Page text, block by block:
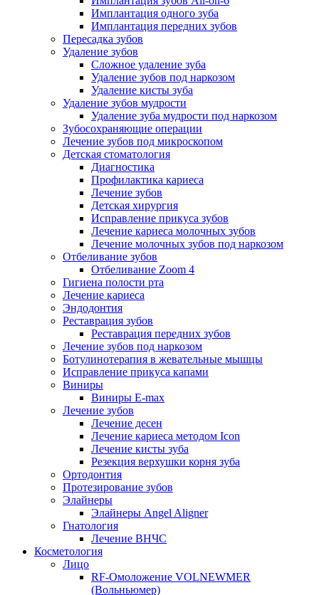
Имплантация одного зуба
Имплантация передних зубов
Пересадка зубов
Удаление зубов
Сложное удаление зуба
Удаление зубов под наркозом
Удаление кисты зуба
Удаление зубов мудрости
Удаление зуба мудрости под наркозом
Зубосохраняющие операции
Лечение зубов под микроскопом
Детская стоматология
Диагностика
Профилактика кариеса
Лечение зубов
Детская хирургия
Исправление прикуса зубов
Лечение кариеса молочных зубов
Лечение молочных зубов под наркозом
Отбеливание зубов
Отбеливание Zoom 4
Гигиена полости рта
Лечение кариеса
Эндодонтия
Реставрация зубов
Реставрация передних зубов
Лечение зубов под наркозом
Ботулинотерапия в жевательные мышцы
Исправление прикуса капами
Виниры
Виниры E-max
Лечение зубов
Лечение десен
Лечение кариеса методом Icon
Лечение кисты зуба
Резекция верхушки корня зуба
Ортодонтия
Протезирование зубов
Элайнеры
Элайнеры Angel Aligner
Гнатология
Лечение ВНЧС
Косметология
Лицо
RF-Омоложение VOLNEWMER
(Вольньюмер)